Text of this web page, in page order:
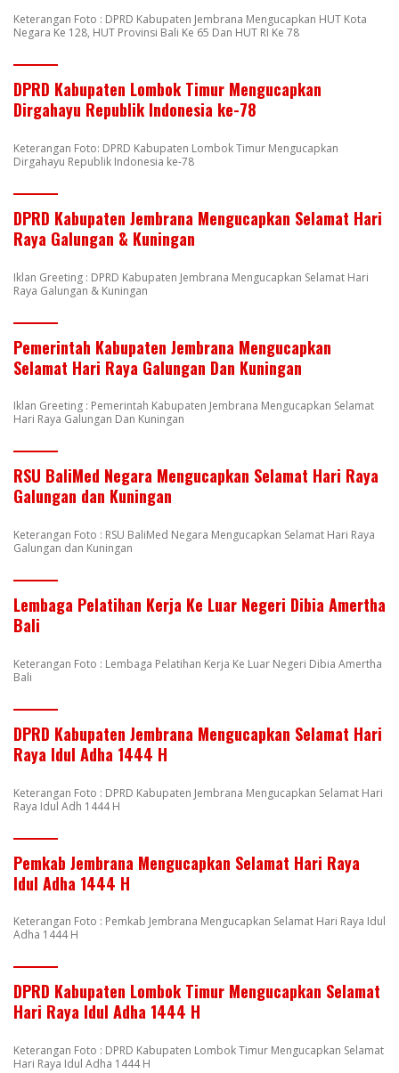
Keterangan Foto : DPRD Kabupaten Jembrana Mengucapkan HUT Kota
Negara Ke 128, HUT Provinsi Bali Ke 65 Dan HUT RI Ke 78
DPRD Kabupaten Lombok Timur Mengucapkan
Dirgahayu Republik Indonesia ke-78
Keterangan Foto: DPRD Kabupaten Lombok Timur Mengucapkan
Dirgahayu Republik Indonesia ke-78
DPRD Kabupaten Jembrana Mengucapkan Selamat Hari
Raya Galungan & Kuningan
Iklan Greeting : DPRD Kabupaten Jembrana Mengucapkan Selamat Hari
Raya Galungan & Kuningan
Pemerintah Kabupaten Jembrana Mengucapkan
Selamat Hari Raya Galungan Dan Kuningan
Iklan Greeting : Pemerintah Kabupaten Jembrana Mengucapkan Selamat
Hari Raya Galungan Dan Kuningan
RSU BaliMed Negara Mengucapkan Selamat Hari Raya
Galungan dan Kuningan
Keterangan Foto : RSU BaliMed Negara Mengucapkan Selamat Hari Raya
Galungan dan Kuningan
Lembaga Pelatihan Kerja Ke Luar Negeri Dibia Amertha
Bali
Keterangan Foto : Lembaga Pelatihan Kerja Ke Luar Negeri Dibia Amertha
Bali
DPRD Kabupaten Jembrana Mengucapkan Selamat Hari
Raya Idul Adha 1444 H
Keterangan Foto : DPRD Kabupaten Jembrana Mengucapkan Selamat Hari
Raya Idul Adh 1444 H
Pemkab Jembrana Mengucapkan Selamat Hari Raya
Idul Adha 1444 H
Keterangan Foto : Pemkab Jembrana Mengucapkan Selamat Hari Raya Idul
Adha 1444 H
DPRD Kabupaten Lombok Timur Mengucapkan Selamat
Hari Raya Idul Adha 1444 H
Keterangan Foto : DPRD Kabupaten Lombok Timur Mengucapkan Selamat
Hari Raya Idul Adha 1444 H